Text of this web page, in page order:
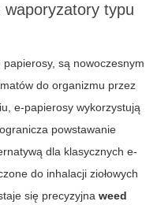
waporyzatory typu
są nowoczesnym
do organizmu przez
e-papierosy wykorzystują
powstawanie
dla klasycznych e-
do inhalacji ziołowych
się precyzyjna weed